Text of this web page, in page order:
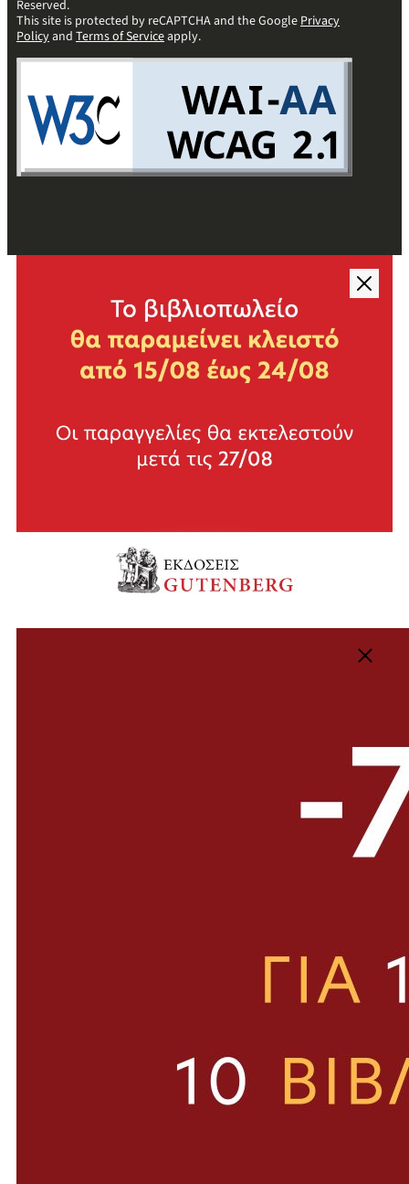
Reserved.
This site is protected by reCAPTCHA and the GooglePrivacy
Policyand Terms of Serviceapply.